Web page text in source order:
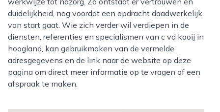
duidelijkheid, nog voordat een opdracht daadwerkelijk
van start gaat. Wie zich verder wil verdiepen in de
diensten, referenties en specialismen van c vd kooij in
hoogland, kan gebruikmaken van de vermelde
adresgegevens en de link naar de website op deze
pagina om direct meer informatie op te vragen of een
afspraak te maken.